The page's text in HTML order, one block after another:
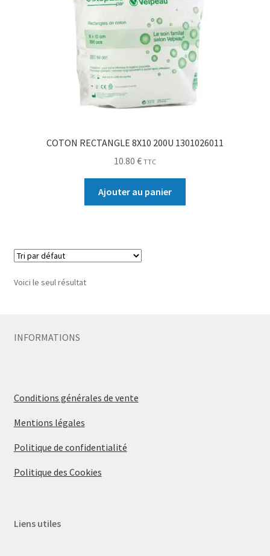
COTON RECTANGLE 8X10 200U 1301026011
10.80 € TTC
Ajouter au panier
Voici le seul résultat
INFORMATIONS
Conditions générales de vente
Mentions légales
Politique de confidentialité
Politique des Cookies
Liens utiles